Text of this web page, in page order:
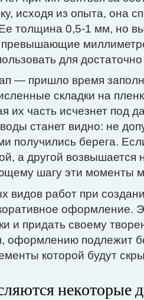
исходя из опыта, она
толщина 0,5-1 мм, но
для
— пришло время
складки на
их часть исчезнет под
станет видно: не
получились берега.
а другой возвышается
шагу эти моменты
видов работ при
оформление.
и придать своему
оформлению подлежит
которой будут
некоторые